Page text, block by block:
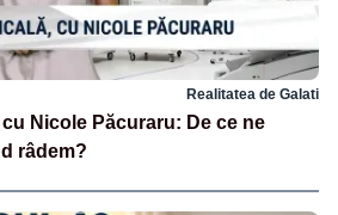
Realitatea de Galati
Nicole Păcuraru: De ce ne
râdem?